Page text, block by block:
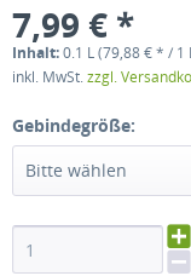
7,99 € *
Inhalt:0.1 L (79,88 € * / 1
inkl. MwSt.zzgl.
Gebindegröße:
Bitte wählen